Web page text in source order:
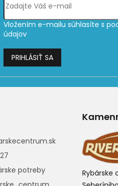
Vložením e-mailu súhlasíte s
údajov
PRIHLÁSIŤ SA
potreby
Rybárske